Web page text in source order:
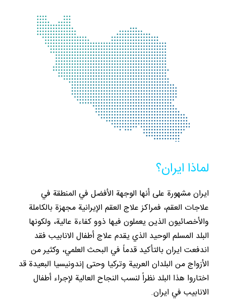
لماذا ايران؟
ايران مشهورة على أنها الوجهة الأفضل في المنطقة في
علاجات العقم، فمراكز علاج العقم الإيرانية مجهزة بالكاملة
والأخصائيون الذين يعملون فيها ذوو كفاءة عالية، ولكونها
البلد المسلم الوحيد الذي يقدم علاج أطفال الانابيب فقد
اندفعت ايران بالتأكيد قدماً في البحث العلمي، وكثير من
الأزواج من البلدان العربية وتركيا وحتى إندونيسيا البعيدة قد
اختاروا هذا البلد نظراً لنسب النجاح العالية لإجراء أطفال
الانابيب في ايران.